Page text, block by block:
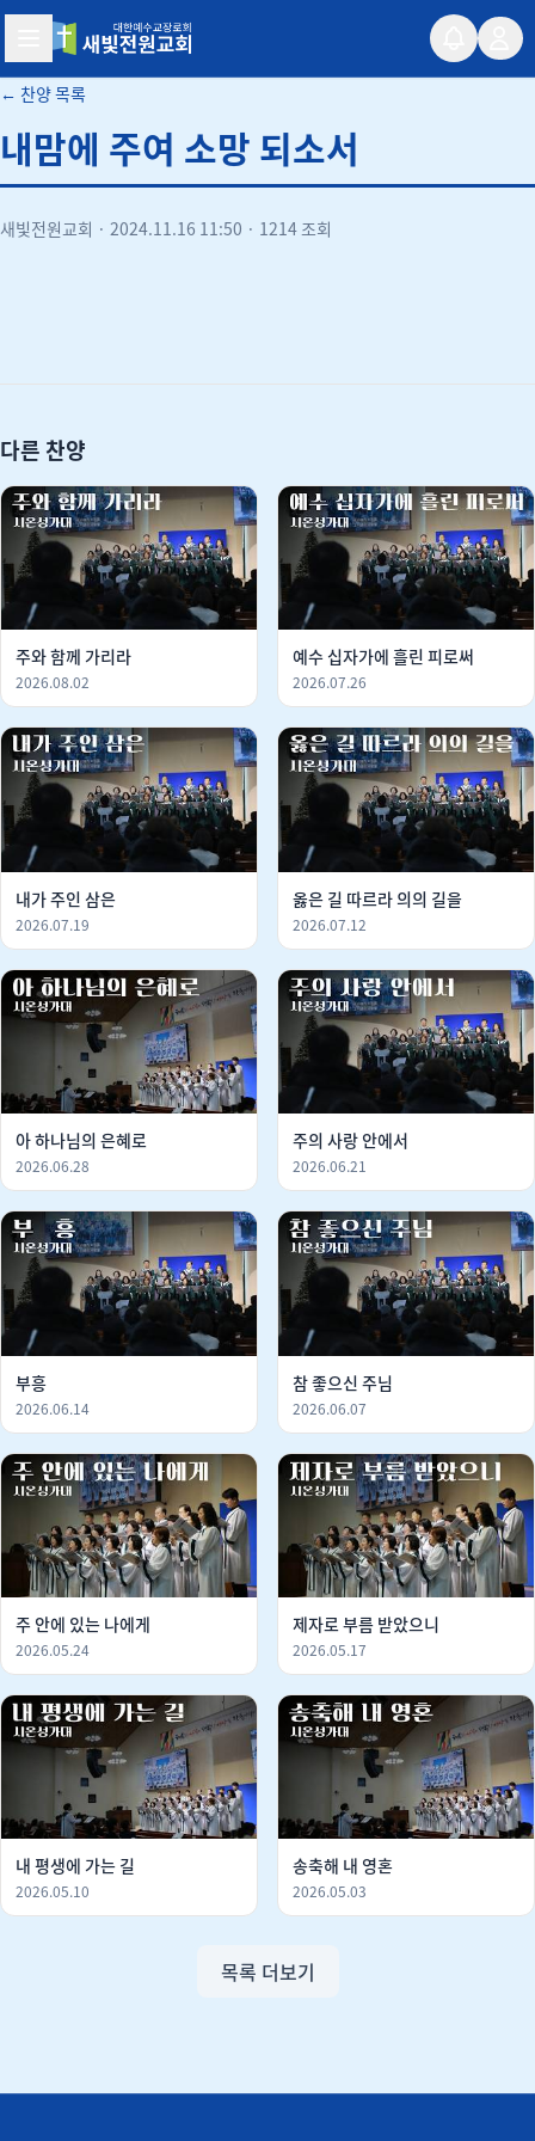
새빛전원교회
← 찬양 목록
내맘에 주여 소망 되소서
새빛전원교회 · 2024.11.16 11:50 · 1214 조회
다른 찬양
주와 함께 가리라
2026.08.02
예수 십자가에 흘린 피로써
2026.07.26
내가 주인 삼은
2026.07.19
옳은 길 따르라 의의 길을
2026.07.12
아 하나님의 은혜로
2026.06.28
주의 사랑 안에서
2026.06.21
부흥
2026.06.14
참 좋으신 주님
2026.06.07
주 안에 있는 나에게
2026.05.24
제자로 부름 받았으니
2026.05.17
내 평생에 가는 길
2026.05.10
송축해 내 영혼
2026.05.03
목록 더보기